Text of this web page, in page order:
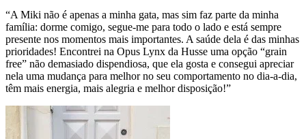
“A Miki não é apenas a minha gata, mas sim faz parte da minha
família: dorme comigo, segue-me para todo o lado e está sempre
presente nos momentos mais importantes. A saúde dela é das minhas
prioridades! Encontrei na Opus Lynx da Husse uma opção “grain
free” não demasiado dispendiosa, que ela gosta e consegui apreciar
nela uma mudança para melhor no seu comportamento no dia-a-dia,
têm mais energia, mais alegria e melhor disposição!”